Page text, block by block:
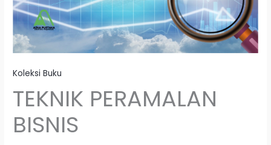
Koleksi Buku
TEKNIK PERAMALAN
BISNIS